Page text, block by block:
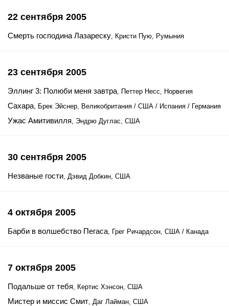
22 сентября 2005
Смерть господина Лазареску, Кристи Пую, Румыния
23 сентября 2005
Эллинг 3: Полюби меня завтра, Петтер Несс, Норвегия
Сахара, Брек Эйснер, Великобритания / США / Испания / Германия
Ужас Амитивилля, Эндрю Дуглас, США
30 сентября 2005
Незваные гости, Дэвид Добкин, США
4 октября 2005
Барби в волшебство Пегаса, Грег Ричардсон, США / Канада
7 октября 2005
Подальше от тебя, Кертис Хэнсон, США
Мистер и миссис Смит, Даг Лайман, США